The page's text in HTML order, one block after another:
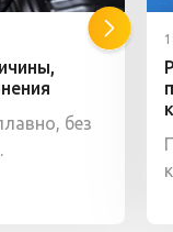
без